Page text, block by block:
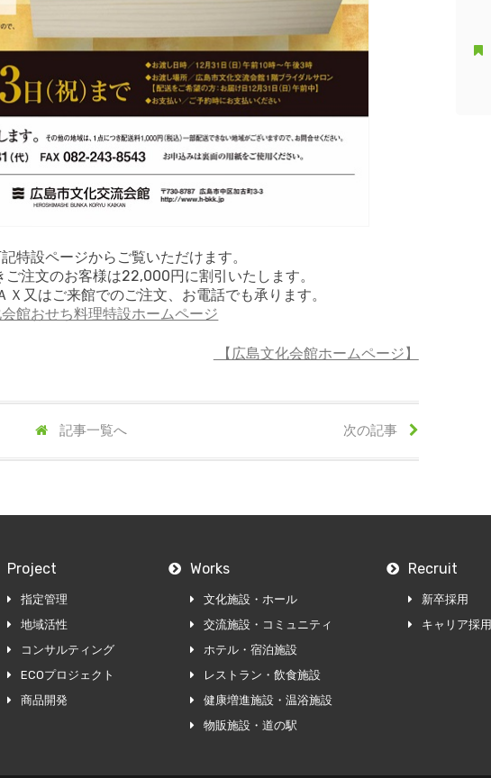
特設ページからご覧いただけます。
注文のお客様は22,000円に割引いたします。
Ｘ又はご来館でのご注文、お電話でも承ります。
館おせち料理特設ホームページ
【広島文化会館ホームページ】
記事一覧へ 次の記事
Project
指定管理
地域活性
コンサルティング
ECOプロジェクト
商品開発
Works
文化施設・ホール
交流施設・コミュニティ
ホテル・宿泊施設
レストラン・飲食施設
健康増進施設・温浴施設
物販施設・道の駅
Recruit
新卒採用
キャリア採用